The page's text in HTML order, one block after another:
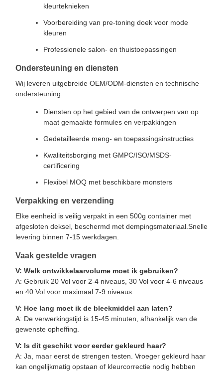
kleurteknieken
Voorbereiding van pre-toning doek voor mode
kleuren
Professionele salon- en thuistoepassingen
Ondersteuning en diensten
Wij leveren uitgebreide OEM/ODM-diensten en technische
ondersteuning:
Diensten op het gebied van de ontwerpen van op
maat gemaakte formules en verpakkingen
Gedetailleerde meng- en toepassingsinstructies
Kwaliteitsborging met GMPC/ISO/MSDS-
certificering
Flexibel MOQ met beschikbare monsters
Verpakking en verzending
Elke eenheid is veilig verpakt in een 500g container met
afgesloten deksel, beschermd met dempingsmateriaal.Snelle
levering binnen 7-15 werkdagen.
Vaak gestelde vragen
V: Welk ontwikkelaarvolume moet ik gebruiken?
A: Gebruik 20 Vol voor 2-4 niveaus, 30 Vol voor 4-6 niveaus
en 40 Vol voor maximaal 7-9 niveaus.
V: Hoe lang moet ik de bleekmiddel aan laten?
A: De verwerkingstijd is 15-45 minuten, afhankelijk van de
gewenste opheffing.
V: Is dit geschikt voor eerder gekleurd haar?
A: Ja, maar eerst de strengen testen. Vroeger gekleurd haar
kan ongelijkmatig opstaan of kleurcorrectie nodig hebben